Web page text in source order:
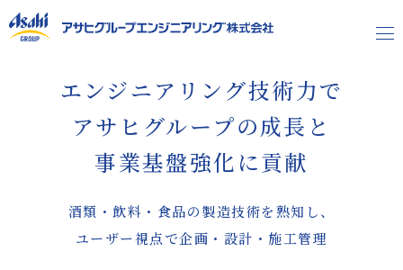
Asahi Group Philosophy
Business
Works
People
エンジニアリング技術力で
アサヒグループの成長と
事業基盤強化に貢献
酒類・飲料・食品の製造技術を熟知し、
ユーザー視点で企画・設計・施工管理